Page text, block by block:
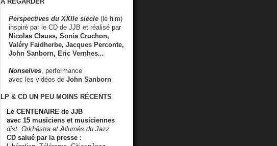
Perspectives du XXIIe siècle (le film)
inspiré par le CD de JJB et réalisé par
Nicolas Clauss, Sonia Cruchon,
Valéry Faidherbe, Jacques Perconte,
John Sanborn, Eric Vernhes...
Nonselves , performance
avec les vidéos de John Sanborn
LP & CD UN PEU MOINS RÉCENTS
Le CENTENAIRE de JJB
avec 15 musiciens et musiciennes
dist. Orkhêstra et Allumés du Jazz
CD salué par la presse :